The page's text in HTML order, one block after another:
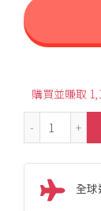
購買並賺取
1.80ct
全球